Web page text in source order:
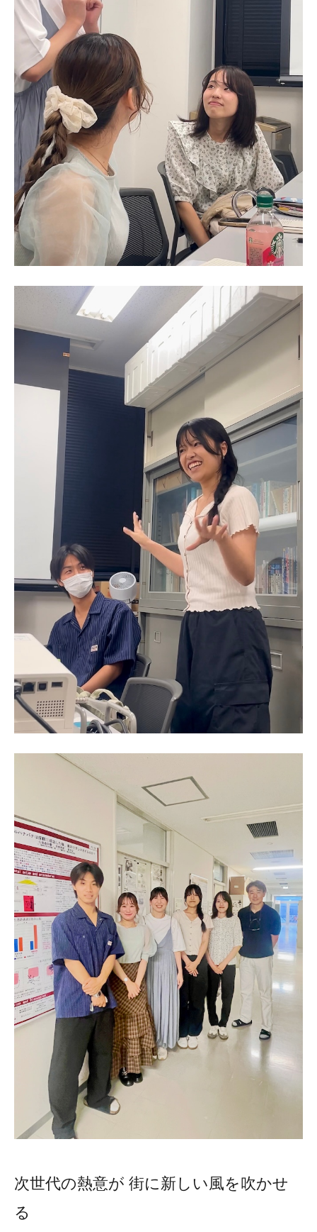
次世代の熱意が 街に新しい風を吹かせ
る